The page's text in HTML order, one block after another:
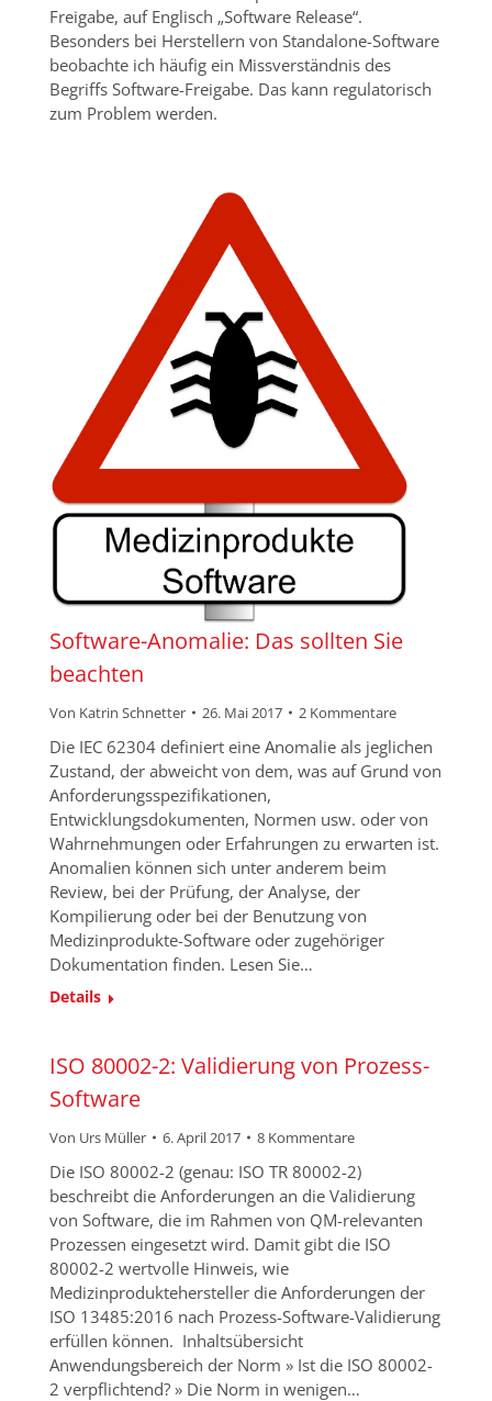
Freigabe, auf Englisch „Software Release“.
Besonders bei Herstellern von Standalone-Software
beobachte ich häufig ein Missverständnis des
Begriffs Software-Freigabe. Das kann regulatorisch
zum Problem werden.
Software-Anomalie: Das sollten Sie
beachten
Von Katrin Schnetter 26. Mai 2017 2 Kommentare
Die IEC 62304 definiert eine Anomalie als jeglichen
Zustand, der abweicht von dem, was auf Grund von
Anforderungsspezifikationen,
Entwicklungsdokumenten, Normen usw. oder von
Wahrnehmungen oder Erfahrungen zu erwarten ist.
Anomalien können sich unter anderem beim
Review, bei der Prüfung, der Analyse, der
Kompilierung oder bei der Benutzung von
Medizinprodukte-Software oder zugehöriger
Dokumentation finden. Lesen Sie…
Details
ISO 80002-2: Validierung von Prozess-
Software
Von Urs Müller 6. April 2017 8 Kommentare
Die ISO 80002-2 (genau: ISO TR 80002-2)
beschreibt die Anforderungen an die Validierung
von Software, die im Rahmen von QM-relevanten
Prozessen eingesetzt wird. Damit gibt die ISO
80002-2 wertvolle Hinweis, wie
Medizinproduktehersteller die Anforderungen der
ISO 13485:2016 nach Prozess-Software-Validierung
erfüllen können. Inhaltsübersicht
Anwendungsbereich der Norm » Ist die ISO 80002-
2 verpflichtend? » Die Norm in wenigen…